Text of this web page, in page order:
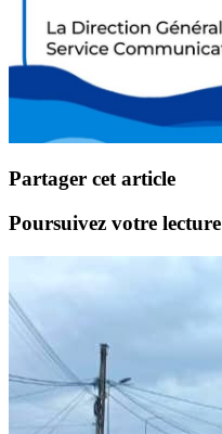
Partager cet article
Poursuivez votre lecture